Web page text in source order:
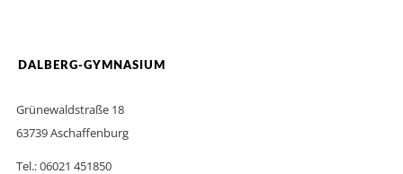
DALBERG-GYMNASIUM
Grünewaldstraße 18
63739 Aschaffenburg
Tel.: 06021 451850